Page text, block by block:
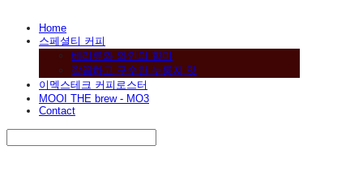
Home
스페셜티 커피
베리류와 와인의 향미
깔끔하고 구수한 누룽지 맛
이멕스테크 커피로스터
MOOI THE brew - MO3
Contact